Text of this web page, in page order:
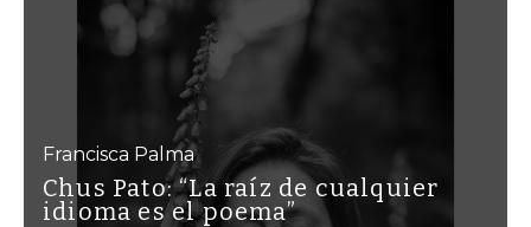
Francisca Palma
Chus Pato: “La raíz de cualquier
idioma es el poema”